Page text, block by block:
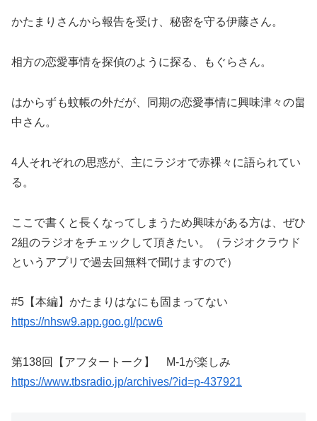
かたまりさんから報告を受け、秘密を守る伊藤さん。
相方の恋愛事情を探偵のように探る、もぐらさん。
はからずも蚊帳の外だが、同期の恋愛事情に興味津々の畠
中さん。
4人それぞれの思惑が、主にラジオで赤裸々に語られてい
る。
ここで書くと長くなってしまうため興味がある方は、ぜひ
2組のラジオをチェックして頂きたい。（ラジオクラウド
というアプリで過去回無料で聞けますので）
#5【本編】かたまりはなにも固まってない
https://nhsw9.app.goo.gl/pcw6
第138回【アフタートーク】 M-1が楽しみ
https://www.tbsradio.jp/archives/?id=p-437921